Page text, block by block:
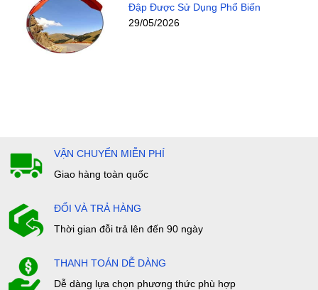
Đập Được Sử Dụng Phổ Biến
29/05/2026
VẬN CHUYỂN MIỄN PHÍ
Giao hàng toàn quốc
ĐỔI VÀ TRẢ HÀNG
Thời gian đỗi trả lên đến 90 ngày
THANH TOÁN DỄ DÀNG
Dễ dàng lựa chọn phương thức phù hợp